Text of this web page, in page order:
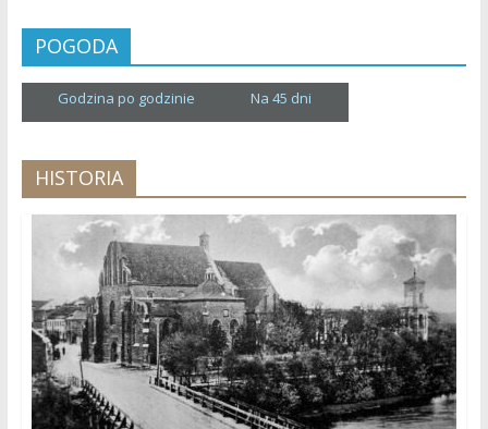
POGODA
Godzina po godzinie Na 45 dni
HISTORIA